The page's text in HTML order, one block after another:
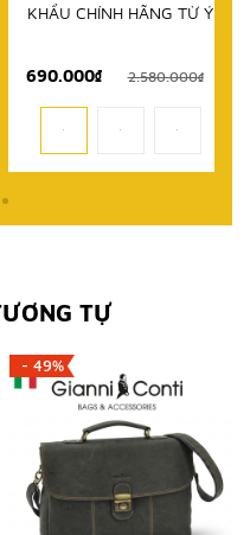
KHẨU CHÍNH HÃNG TỪ Ý
690.000₫ 2.580.000₫
TỰ
- 49%